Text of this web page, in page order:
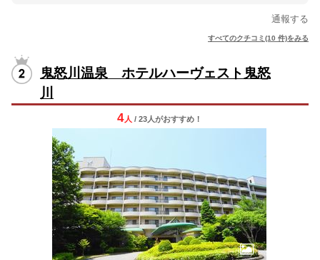
通報する
すべてのクチコミ(10 件)をみる
鬼怒川温泉 ホテルハーヴェスト鬼怒
川
4人 / 23人がおすすめ！